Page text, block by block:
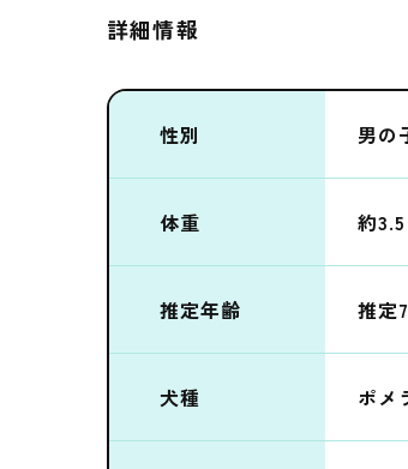
詳細情報
性別 男の
体重 約
推定年齢 推定
犬種 ポメ